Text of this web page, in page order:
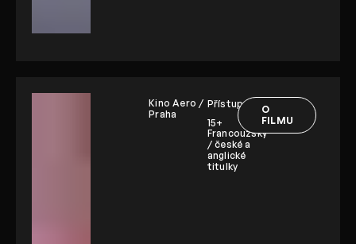
Kino Aero /
Praha
Přístupnost:
15+
Francouzsky
/ české a
anglické
titulky
O
FILMU